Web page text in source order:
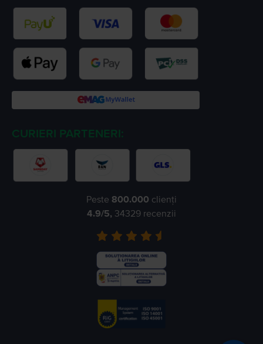
CURIERI PARTENERI:
Peste 800.000 clienți
4.9/5, 34329 recenzii